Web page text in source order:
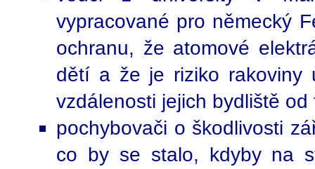
vypracované pro německý
ochranu, že atomové
dětí a že je riziko rakoviny
vzdálenosti jejich bydliště
pochybovači o škodlivosti
co by se stalo, kdyby na